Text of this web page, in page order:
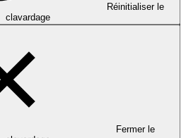
Réinitialiser le
clavardage
Fermer le